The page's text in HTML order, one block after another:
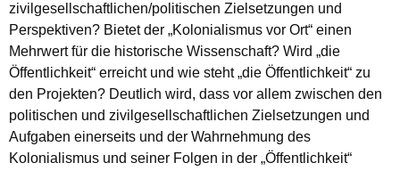
zivilgesellschaftlichen/politischen Zielsetzungen und
Perspektiven? Bietet der „Kolonialismus vor Ort“ einen
Mehrwert für die historische Wissenschaft? Wird „die
Öffentlichkeit“ erreicht und wie steht „die Öffentlichkeit“ zu
den Projekten? Deutlich wird, dass vor allem zwischen den
politischen und zivilgesellschaftlichen Zielsetzungen und
Aufgaben einerseits und der Wahrnehmung des
Kolonialismus und seiner Folgen in der „Öffentlichkeit“